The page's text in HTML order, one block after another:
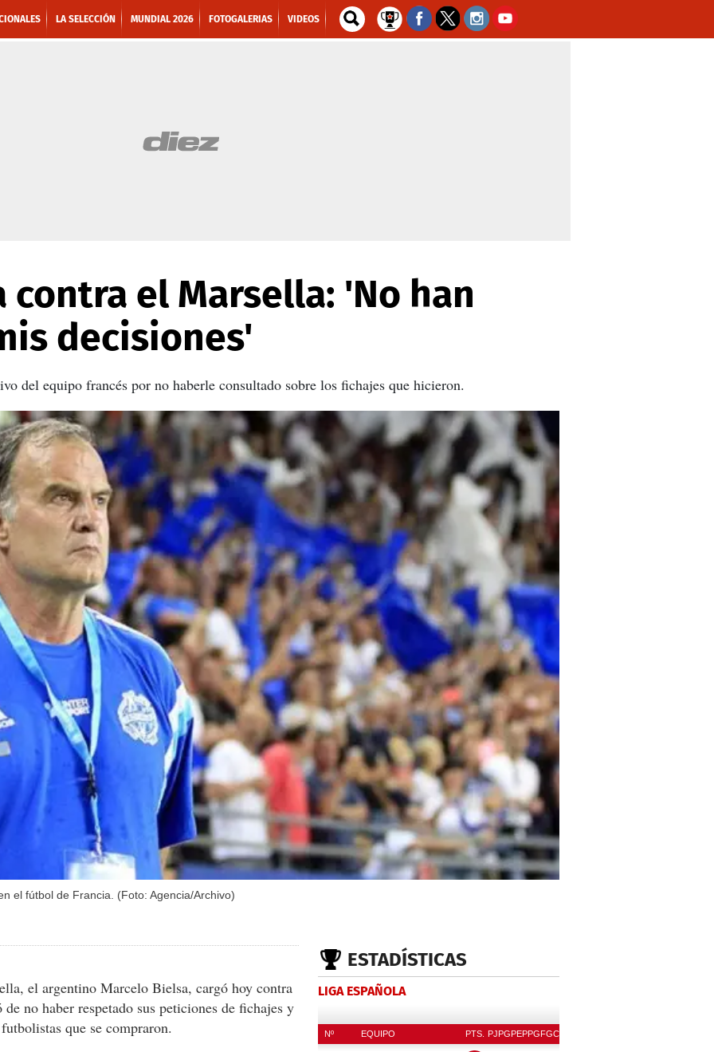
LA SELECCIÓN MUNDIAL 2026 FOTOGALERIAS VIDEOS
contra el Marsella: 'No han
decisiones'
del equipo francés por no haberle consultado sobre los fichajes que hicieron.
el fútbol de Francia. (Foto: Agencia/Archivo)
el argentino Marcelo Bielsa, cargó hoy contra
no haber respetado sus peticiones de fichajes y
que se compraron.
ESTADÍSTICAS
LIGA ESPAÑOLA